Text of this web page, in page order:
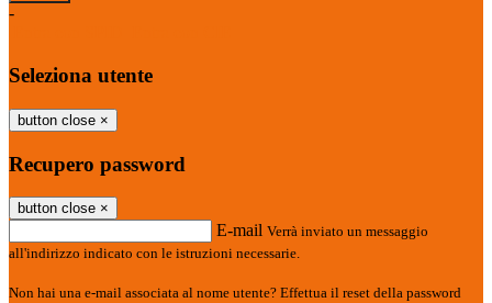
-
Seleziona utente
button close ×
Recupero password
button close ×
E-mail Verrà inviato un messaggio
all'indirizzo indicato con le istruzioni necessarie.
Non hai una e-mail associata al nome utente? Effettua il reset della password